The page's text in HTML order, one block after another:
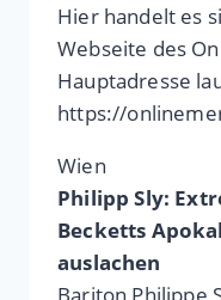
Hier handelt es
Webseite des
Hauptadresse
https://
Wien
Philipp Sly:
Becketts
auslachen
Bariton Philippe